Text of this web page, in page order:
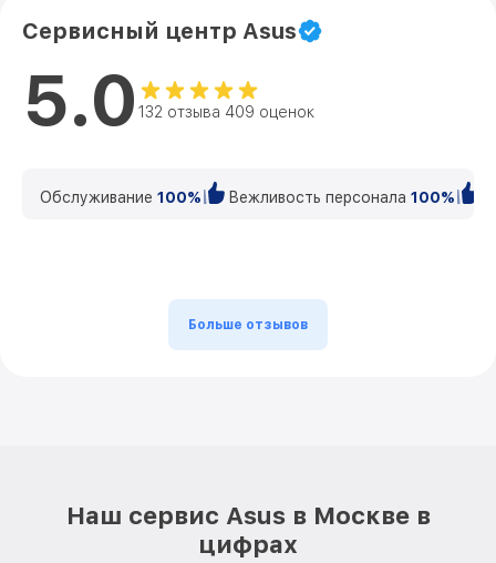
Сервисный центр Asus
5.0 132 отзыва 409 оценок
Обслуживание 100% Вежливость персонала 100%
Больше отзывов
Наш сервис Asus в Москве в
цифрах